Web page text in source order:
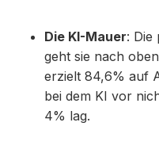
Die KI-Mauer: Die
geht sie nach
erzielt 84,6% auf
bei dem KI vor
4% lag.